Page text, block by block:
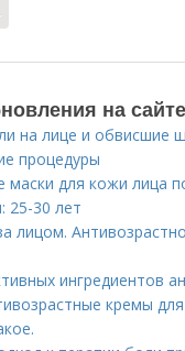
на
на лице и обвисшие
процедуры
маски для кожи лица
25-30 лет
лицом.
ингредиентов
кремы